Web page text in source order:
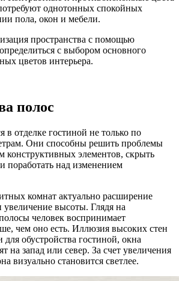
однотонных спокойных
пола, окон и мебели.
пространства с помощью
с выбором основного
цветов интерьера.
полос
отделке гостиной не только по
Они способны решить проблемы
элементов, скрыть
поработать над изменением
комнат актуально расширение
увеличение высоты. Глядя на
человек воспринимает
чем оно есть. Иллюзия высоких стен
для обустройства гостиной, окна
на запад или север. За счет увеличения
визуально становится светлее.